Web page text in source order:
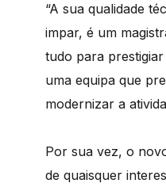
“A sua qualidade
impar, é um
tudo para
uma equipa que
modernizar a
Por sua vez, o
de quaisquer